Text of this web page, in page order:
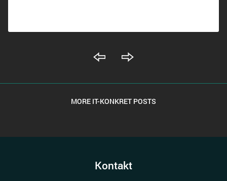
MORE IT-KONKRET POSTS
Kontakt